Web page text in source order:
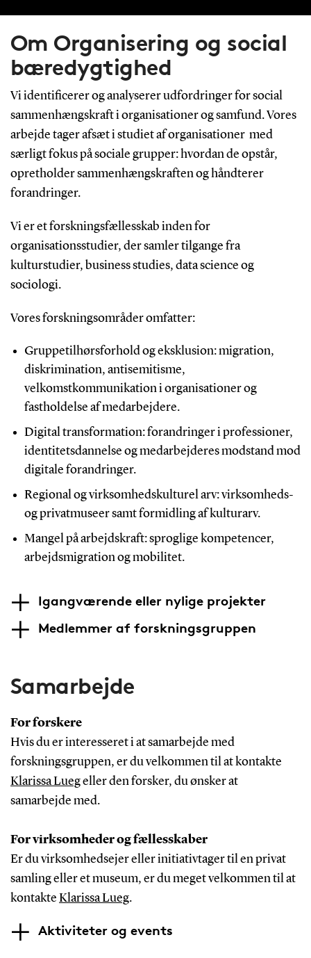
Om Organisering og social
bæredygtighed
Vi identificerer og analyserer udfordringer for social
sammenhængskraft i organisationer og samfund. Vores
arbejde tager afsæt i studiet af organisationer med
særligt fokus på sociale grupper: hvordan de opstår,
opretholder sammenhængskraften og håndterer
forandringer.
Vi er et forskningsfællesskab inden for
organisationsstudier, der samler tilgange fra
kulturstudier, business studies, data science og
sociologi.
Vores forskningsområder omfatter:
Gruppetilhørsforhold og eksklusion: migration,
diskrimination, antisemitisme,
velkomstkommunikation i organisationer og
fastholdelse af medarbejdere.
Digital transformation: forandringer i professioner,
identitetsdannelse og medarbejderes modstand mod
digitale forandringer.
Regional og virksomhedskulturel arv: virksomheds-
og privatmuseer samt formidling af kulturarv.
Mangel på arbejdskraft: sproglige kompetencer,
arbejdsmigration og mobilitet.
Igangværende eller nylige projekter
Medlemmer af forskningsgruppen
Samarbejde
For forskere
Hvis du er interesseret i at samarbejde med
forskningsgruppen, er du velkommen til at kontakte
Klarissa Luegeller den forsker, du ønsker at
samarbejde med.
For virksomheder og fællesskaber
Er du virksomhedsejer eller initiativtager til en privat
samling eller et museum, er du meget velkommen til at
kontakte Klarissa Lueg.
Aktiviteter og events